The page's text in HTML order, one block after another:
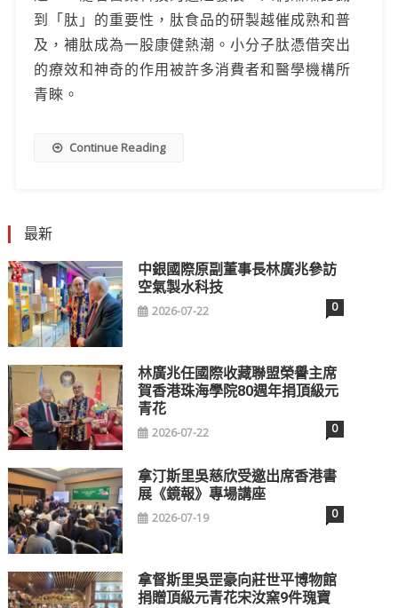
到「肽」的重要性，肽食品的研製越催成熟和普
及，補肽成為一股康健熱潮。小分子肽憑借突出
的療效和神奇的作用被許多消費者和醫學機構所
青睞。
Continue Reading
最新
中銀國際原副董事長林廣兆參訪
空氣製水科技
2026-07-22 0
林廣兆任國際收藏聯盟榮譽主席
賀香港珠海學院80週年捐頂級元
青花
2026-07-22 0
拿汀斯里吳慈欣受邀出席香港書
展《鏡報》專場講座
2026-07-19 0
拿督斯里吳罡豪向莊世平博物館
捐贈頂級元青花宋汝窯9件瑰寶